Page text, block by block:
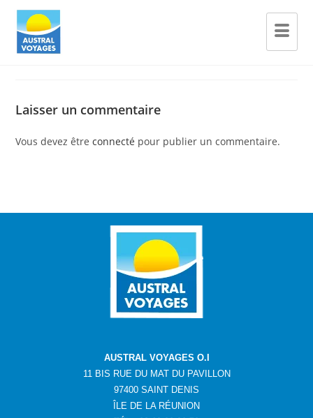
Laisser un commentaire
Vous devez êtreconnecté pour publier un commentaire.
AUSTRAL VOYAGES O.I
11 BIS RUE DU MAT DU PAVILLON
97400 SAINT DENIS
ÎLE DE LA RÉUNION